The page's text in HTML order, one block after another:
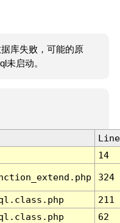
库失败，可能的原
未启动。
Line
14
324
211
62